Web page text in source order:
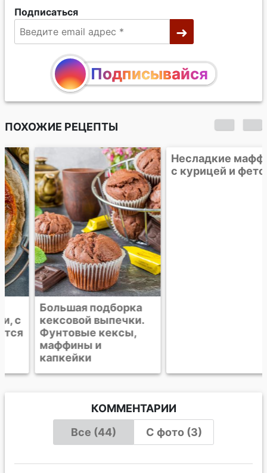
Подписаться
Подписывайся
ПОХОЖИЕ РЕЦЕПТЫ
Большая подборка
кексовой выпечки.
Фунтовые кексы,
маффины и
капкейки
Несладкие маффины
с курицей и фетой
КОММЕНТАРИИ
Все (44)
С фото (3)